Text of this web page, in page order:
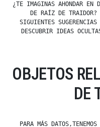
¿TE IMAGINAS AHONDAR EN
DE RAÍZ DE TRAIDOR?
SIGUIENTES SUGERENCIAS
DESCUBRIR IDEAS
OBJETOS
DE
PARA MÁS